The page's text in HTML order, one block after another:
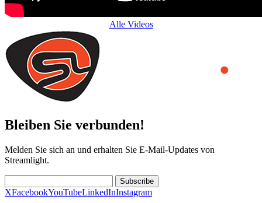
Alle Videos
Bleiben Sie verbunden!
Melden Sie sich an und erhalten Sie E-Mail-Updates von
Streamlight.
Subscribe
XFacebookYouTubeLinkedInInstagram